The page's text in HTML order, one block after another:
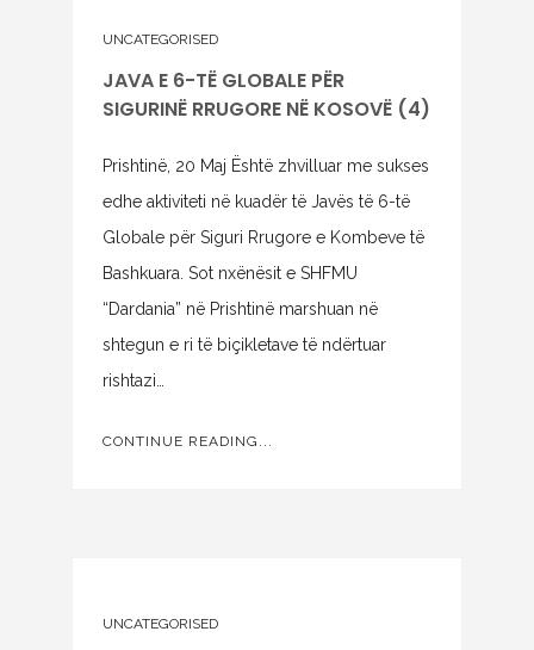
UNCATEGORISED
JAVA E 6-TË GLOBALE PËR
SIGURINË RRUGORE NË KOSOVË (4)
Prishtinë, 20 Maj Është zhvilluar me sukses
edhe aktiviteti në kuadër të Javës të 6-të
Globale për Siguri Rrugore e Kombeve të
Bashkuara. Sot nxënësit e SHFMU
“Dardania” në Prishtinë marshuan në
shtegun e ri të biçikletave të ndërtuar
rishtazi…
CONTINUE READING...
UNCATEGORISED